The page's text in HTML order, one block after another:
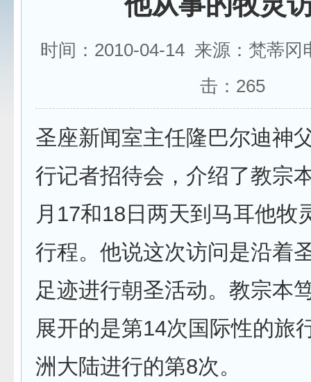
时间：2010-04-14 来源：梵蒂
击： 265
圣座新闻室主任隆巴尔迪神
行记者招待会，介绍了教宗
月17和18日两天到马耳他牧
行程。他说这次访问是沿着
足迹进行朝圣活动。教宗本
展开的是第14次国际性的旅
洲大陆进行的第8次。